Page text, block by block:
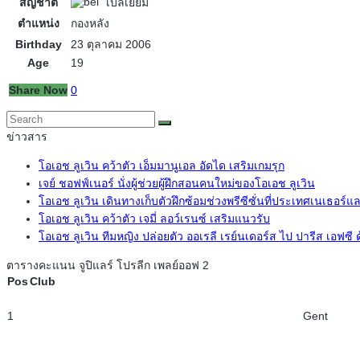
ตำแหน่ง
กองหลัง
Birthday
23 ตุลาคม 2006
Age
19
Share Now 0
ข่าวสาร
โอเอช ลูเวิน คว้าตัว เอ็มมานูเอล อัดได เสริมเกมรุก
เจย์ ชอฟฟ์เนอร์ นั่งผู้ช่วยผู้ฝึกสอนคนใหม่ของโอเอช ลูเวิน
โอเอช ลูเวิน เดินทางเก็บตัวฝึกซ้อมช่วงพรีซีซั่นที่ประเทศเนเธอร์แ
โอเอช ลูเวิน คว้าตัว เจมี่ ลอว์เรนซ์ เสริมแนวรับ
โอเอช ลูเวิน ทีมหญิง ปล่อยตัว ออเรลี เรย์นเดอร์ส ไป ปารีส เอฟ
ตารางคะแนน จูปิแลร์ โปรลีก เพลย์ออฟ 2
PosClub
1 Gent